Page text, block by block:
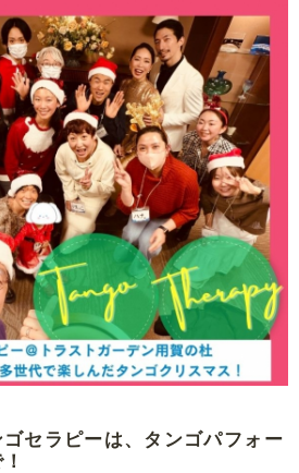
セラピーは、タンゴパフォー